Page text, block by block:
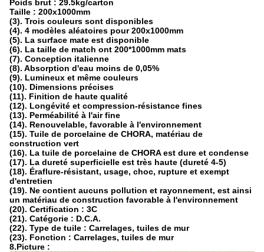
Poids brut : 29.5kg/carton
Taille : 200x1000mm
(3). Trois couleurs sont disponibles
(4). 4 modèles aléatoires pour 200x1000mm
(5). La surface mate est disponible
(6). La taille de match ont 200*1000mm mats
(7). Conception italienne
(8). Absorption d'eau moins de 0,05%
(9). Lumineux et même couleurs
(10). Dimensions précises
(11). Finition de haute qualité
(12). Longévité et compression-résistance fines
(13). Perméabilité à l'air fine
(14). Renouvelable, favorable à l'environnement
(15). Tuile de porcelaine de CHORA, matériau de
construction vert
(16). La tuile de porcelaine de CHORA est dure et condense
(17). La dureté superficielle est très haute (dureté 4-5)
(18). Éraflure-résistant, usage, choc, rupture et exempt
d'entretien
(19). Ne contient aucuns pollution et rayonnement, est ainsi
un matériau de construction favorable à l'environnement
(20). Certification : 3C
(21). Catégorie : D.C.A.
(22). Type de tuile : Carrelages, tuiles de mur
(23). Fonction : Carrelages, tuiles de mur
8.Picture :